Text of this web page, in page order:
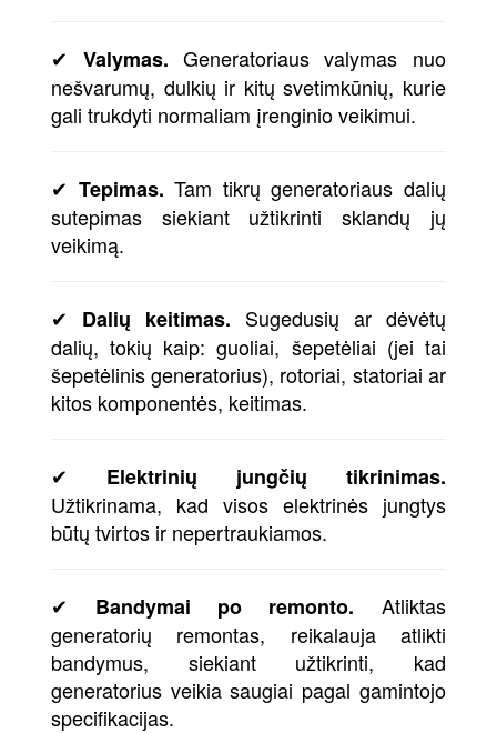
✔ Valymas. Generatoriaus valymas nuo
nešvarumų, dulkių ir kitų svetimkūnių, kurie
gali trukdyti normaliam įrenginio veikimui.
✔ Tepimas.Tam tikrų generatoriaus dalių
sutepimas siekiant užtikrinti sklandų jų
veikimą.
✔ Dalių keitimas. Sugedusių ar dėvėtų
dalių, tokių kaip: guoliai, šepetėliai (jei tai
šepetėlinis generatorius), rotoriai, statoriai ar
kitos komponentės, keitimas.
✔ Elektrinių jungčių tikrinimas.
Užtikrinama, kad visos elektrinės jungtys
būtų tvirtos ir nepertraukiamos.
✔ Bandymai po remonto. Atliktas
generatorių remontas, reikalauja atlikti
bandymus, siekiant užtikrinti, kad
generatorius veikia saugiai pagal gamintojo
specifikacijas.